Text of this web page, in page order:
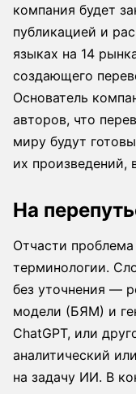
компания будет
публикацией и
языках на 14
создающего
Основатель
авторов, что
миру будут
их
На
Отчасти
терминологии.
без уточнения —
модели (БЯМ) и
ChatGPT, или
аналитический
на задачу ИИ. В